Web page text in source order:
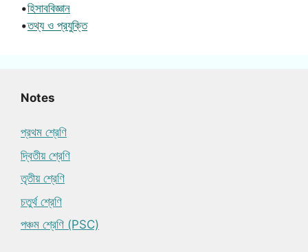
•হিসাববিজ্ঞান
•তথ্য ও প্রযুক্তি
Notes
প্রথম শ্রেণি
দ্বিতীয় শ্রেণি
তৃতীয় শ্রেণি
চতুর্থ শ্রেণি
পঞ্চম শ্রেণি (PSC)